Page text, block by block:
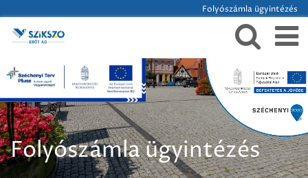
Folyószámla ügyintézés
Folyószámla ügyintézés